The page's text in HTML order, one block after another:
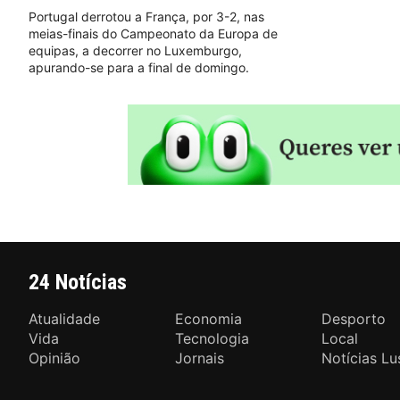
Portugal derrotou a França, por 3-2, nas
meias-finais do Campeonato da Europa de
equipas, a decorrer no Luxemburgo,
apurando-se para a final de domingo.
24 Notícias
Atualidade Economia
Desporto
Vida
Tecnologia
Local
Opinião
Jornais Notícias